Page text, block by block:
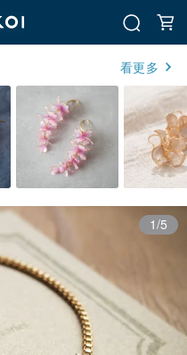
看更多
1/5